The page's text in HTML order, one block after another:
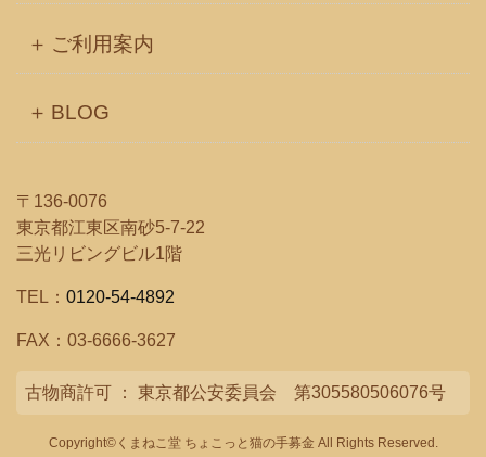
ご利用案内
BLOG
〒136-0076
東京都江東区南砂5-7-22
三光リビングビル1階
TEL： 0120-54-4892
FAX：03-6666-3627
古物商許可 ： 東京都公安委員会 第305580506076号
Copyright©くまねこ堂 ちょこっと猫の手募金 All Rights Reserved.